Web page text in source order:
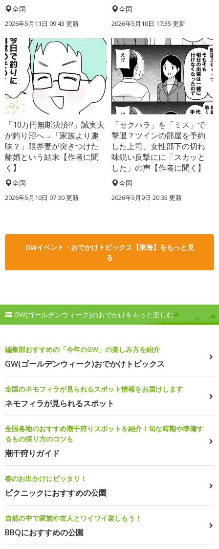
全国
2026年5月11日 09:43 更新
全国
2026年5月10日 17:35 更新
「10万円無断決済!?」誠実夫
が釣り沼へ→「家族より趣
味？」限界妻が突きつけた
離婚という結末【作者に聞
く】
全国
2026年5月10日 07:30 更新
「セクハラ」を「ミス」で
撃退？ツインの部屋を予約
した上司、女性部下の切れ
味鋭い反撃にに「スカッと
した」の声【作者に聞く】
全国
2026年5月9日 20:35 更新
GWイベント・おでかけトピックス【東海】をもっと見
る
GW(ゴールデンウィーク)のおでかけをもっと楽しむ
編集部おすすめの「今年のGW」の楽しみ方を紹介
GW(ゴールデンウィーク)おでかけトピックス
全国のネモフィラが見られるスポット情報をお届けします
ネモフィラが見られるスポット
全国各地のおすすめ潮干狩りスポットを紹介！旬な時期や準備す
るもの採り方のコツも
潮干狩りガイド
春のお出かけにピッタリ！
ピクニックにおすすめの公園
自然の中で家族や友人とワイワイ楽しもう！
BBQにおすすめの公園